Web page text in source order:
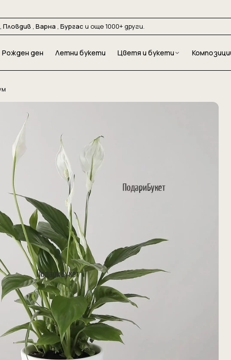
, Пловдив , Варна , Бургас и още 1000+ други.
Рожден ден Летни букети Цветя и букети